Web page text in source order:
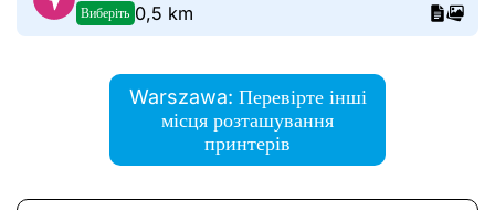
Виберіть 0,5 km
Warszawa: Перевірте інші
місця розташування
принтерів